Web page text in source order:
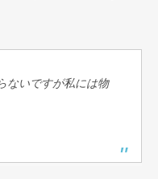
ないですが私には物